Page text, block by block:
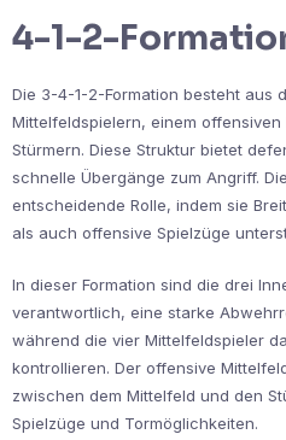
4-1-2-
Die 3-4-1-2-Formation besteht aus
Mittelfeldspielern, einem
Stürmern. Diese Struktur bietet
schnelle Übergänge zum Angriff.
entscheidende Rolle, indem sie
als auch offensive Spielzüge
In dieser Formation sind die drei
verantwortlich, eine starke
während die vier Mittelfeldspieler
kontrollieren. Der offensive
zwischen dem Mittelfeld und den
Spielzüge und Tormöglichkeiten.